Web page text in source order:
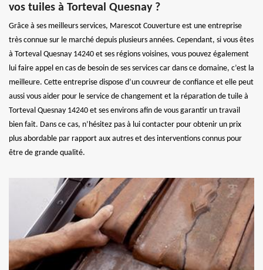
vos tuiles à Torteval Quesnay ?
Grâce à ses meilleurs services, Marescot Couverture est une entreprise
très connue sur le marché depuis plusieurs années. Cependant, si vous êtes
à Torteval Quesnay 14240 et ses régions voisines, vous pouvez également
lui faire appel en cas de besoin de ses services car dans ce domaine, c’est la
meilleure. Cette entreprise dispose d’un couvreur de confiance et elle peut
aussi vous aider pour le service de changement et la réparation de tuile à
Torteval Quesnay 14240 et ses environs afin de vous garantir un travail
bien fait. Dans ce cas, n’hésitez pas à lui contacter pour obtenir un prix
plus abordable par rapport aux autres et des interventions connus pour
être de grande qualité.